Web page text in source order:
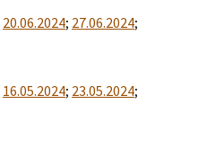
20.06.2024; 27.06.2024;
16.05.2024; 23.05.2024;